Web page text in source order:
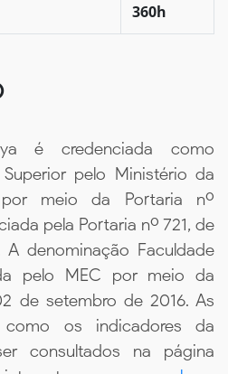
360h
é credenciada como
pelo Ministério da
meio da Portaria nº
pela Portaria nº 721, de
denominação Faculdade
pelo MEC por meio da
de setembro de 2016. As
como os indicadores da
consultados na página